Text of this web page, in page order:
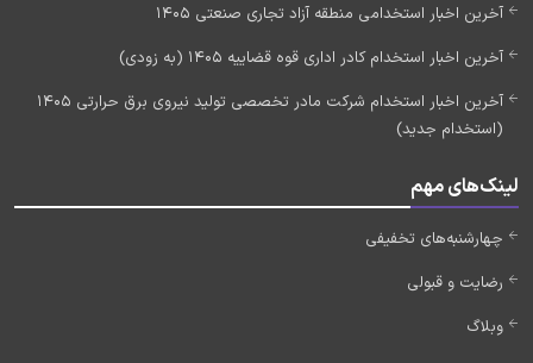
آخرین اخبار استخدامی منطقه آزاد تجاری صنعتی 1405
آخرین اخبار استخدام کادر اداری قوه قضاییه 1405 (به زودی)
آخرین اخبار استخدام شرکت مادر تخصصی تولید نیروی برق حرارتی 1405
(استخدام جدید)
لینک‌های مهم
چهارشنبه‌های تخفیفی
رضایت و قبولی
وبلاگ